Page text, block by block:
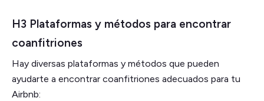
H3 Plataformas y métodos para encontrar
coanfitriones
Hay diversas plataformas y métodos que pueden
ayudarte a encontrar coanfitriones adecuados para tu
Airbnb: